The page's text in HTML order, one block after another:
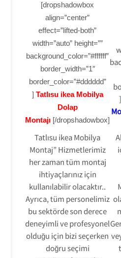
[dropshadowbox
align=”center”
effect=”lifted-both”
width=”auto” height=””
background_color=”#ffffff”
border_width=”1″
border_color=”#dddddd”
] Tatlısu ikea Mobilya
Dolap
Montajı [/dropshadowbox]
]
Tatlısu ikea Mobilya
Montaj” Hizmetlerimiz
her zaman tüm montaj
ihtiyaçlarınız için
kullanılabilir olacaktır..
Ayrıca, tüm personelimiz
bu sektörde son derece
deneyimli ve profesyonel
olduğu için bizi seçerken
doğru seçimi